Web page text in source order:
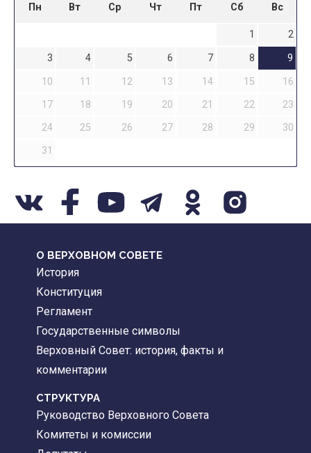
Пн Вт Ср Чт Пт Сб Вс
1
2
3
4 5 6 7 8
9
10
11 12 13 14 15
16
17
18 19 20 21 22
23
24
25 26 27 28 29
30
31
О ВЕРХОВНОМ СОВЕТЕ
История
Конституция
Регламент
Государственные символы
Верховный Совет: история, факты и
комментарии
CТРУКТУРА
Руководство Верховного Совета
Комитеты и комиссии